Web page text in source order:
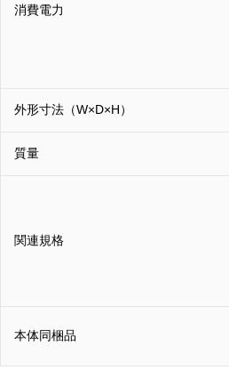
消費電力
外形寸法（W×D×H）
質量
関連規格
本体同梱品